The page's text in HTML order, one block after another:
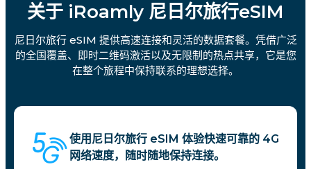
关于 iRoamly 尼日尔旅行eSIM
尼日尔旅行 eSIM 提供高速连接和灵活的数据套餐。凭借广泛
的全国覆盖、即时二维码激活以及无限制的热点共享，它是您
在整个旅程中保持联系的理想选择。
使用尼日尔旅行 eSIM 体验快速可靠的 4G
网络速度，随时随地保持连接。